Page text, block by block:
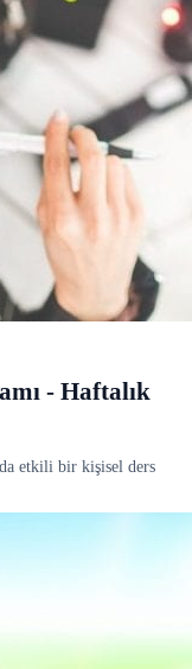
- Haftalık
etkili bir kişisel ders